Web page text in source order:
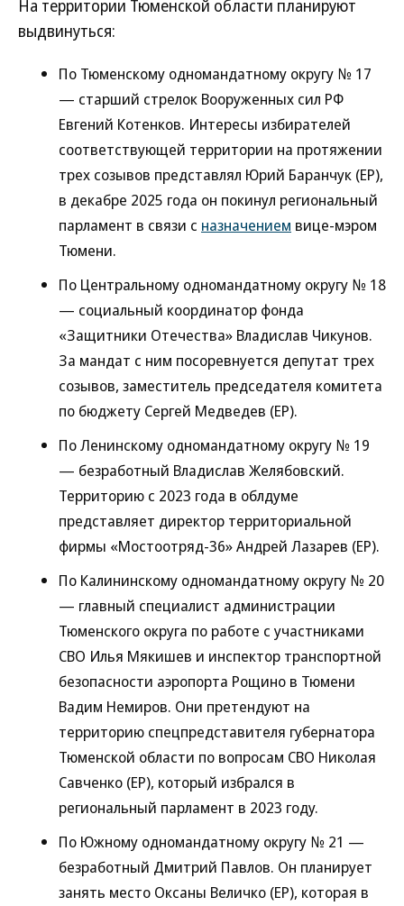
На территории Тюменской области планируют
выдвинуться:
По Тюменскому одномандатному округу № 17
— старший стрелок Вооруженных сил РФ
Евгений Котенков. Интересы избирателей
соответствующей территории на протяжении
трех созывов представлял Юрий Баранчук (ЕР),
в декабре 2025 года он покинул региональный
парламент в связи с назначением вице-мэром
Тюмени.
По Центральному одномандатному округу № 18
— социальный координатор фонда
«Защитники Отечества» Владислав Чикунов.
За мандат с ним посоревнуется депутат трех
созывов, заместитель председателя комитета
по бюджету Сергей Медведев (ЕР).
По Ленинскому одномандатному округу № 19
— безработный Владислав Желябовский.
Территорию с 2023 года в облдуме
представляет директор территориальной
фирмы «Мостоотряд-36» Андрей Лазарев (ЕР).
По Калининскому одномандатному округу № 20
— главный специалист администрации
Тюменского округа по работе с участниками
СВО Илья Мякишев и инспектор транспортной
безопасности аэропорта Рощино в Тюмени
Вадим Немиров. Они претендуют на
территорию спецпредставителя губернатора
Тюменской области по вопросам СВО Николая
Савченко (ЕР), который избрался в
региональный парламент в 2023 году.
По Южному одномандатному округу № 21 —
безработный Дмитрий Павлов. Он планирует
занять место Оксаны Величко (ЕР), которая в